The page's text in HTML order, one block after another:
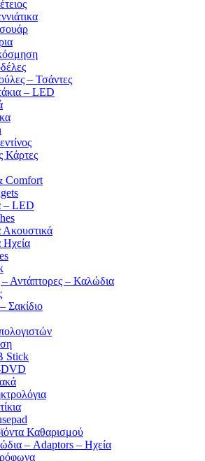
– Τσάντες
– LED
Κάρτες
Comfort
– LED
– Αντάπτορες – Καλώδια
Σακίδιο
Stick
Καθαρισμού
– Adaptors – Ηχεία